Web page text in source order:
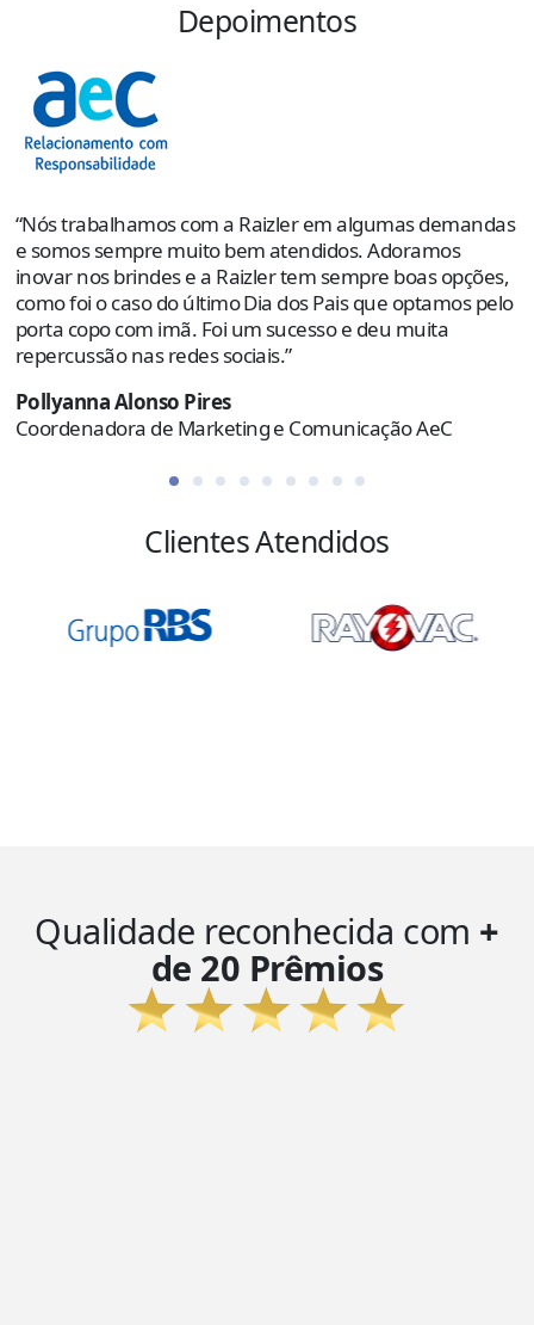
Depoimentos
“Nós trabalhamos com a Raizler em algumas demandas
e somos sempre muito bem atendidos. Adoramos
inovar nos brindes e a Raizler tem sempre boas opções,
como foi o caso do último Dia dos Pais que optamos pelo
porta copo com imã. Foi um sucesso e deu muita
repercussão nas redes sociais.”
Pollyanna Alonso Pires
Coordenadora de Marketing e Comunicação AeC
Clientes Atendidos
Qualidade reconhecida com +
de 20 Prêmios